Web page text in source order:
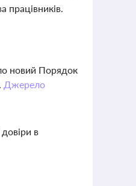
працівників.
новий Порядок
Джерело
в